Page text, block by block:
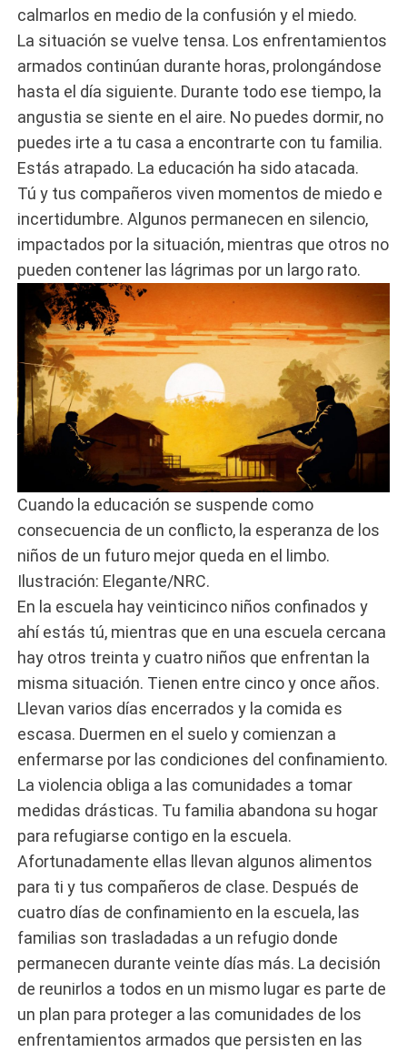
calmarlos en medio de la confusión y el miedo.
La situación se vuelve tensa. Los enfrentamientos
armados continúan durante horas, prolongándose
hasta el día siguiente. Durante todo ese tiempo, la
angustia se siente en el aire. No puedes dormir, no
puedes irte a tu casa a encontrarte con tu familia.
Estás atrapado. La educación ha sido atacada.
Tú y tus compañeros viven momentos de miedo e
incertidumbre. Algunos permanecen en silencio,
impactados por la situación, mientras que otros no
pueden contener las lágrimas por un largo rato.
Cuando la educación se suspende como
consecuencia de un conflicto, la esperanza de los
niños de un futuro mejor queda en el limbo.
Ilustración: Elegante/NRC.
En la escuela hay veinticinco niños confinados y
ahí estás tú, mientras que en una escuela cercana
hay otros treinta y cuatro niños que enfrentan la
misma situación. Tienen entre cinco y once años.
Llevan varios días encerrados y la comida es
escasa. Duermen en el suelo y comienzan a
enfermarse por las condiciones del confinamiento.
La violencia obliga a las comunidades a tomar
medidas drásticas. Tu familia abandona su hogar
para refugiarse contigo en la escuela.
Afortunadamente ellas llevan algunos alimentos
para ti y tus compañeros de clase. Después de
cuatro días de confinamiento en la escuela, las
familias son trasladadas a un refugio donde
permanecen durante veinte días más. La decisión
de reunirlos a todos en un mismo lugar es parte de
un plan para proteger a las comunidades de los
enfrentamientos armados que persisten en las